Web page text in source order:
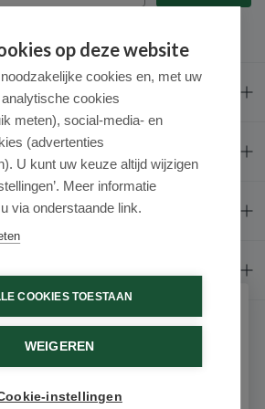
9.6 / 10 (531 beoordelingen)
op deze website
cookies en, met uw
cookies
meten), social-media- en
(advertenties
U kunt uw keuze altijd wijzigen
Meer informatie
via onderstaande link.
COOKIES TOESTAAN
WEIGEREN
instellingen
voor onze nieuwsbrief
de beste aanbiedingen en persoonlijk
advies